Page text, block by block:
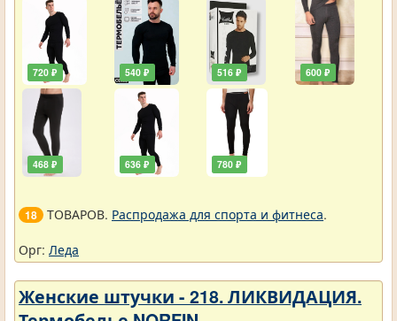
720 ₽
468 ₽
540 ₽
636 ₽
516 ₽
780 ₽
600 ₽
18 ТОВАРОВ. Распродажа для спорта и фитнеса.
Орг: Леда
Женские штучки - 218. ЛИКВИДАЦИЯ.